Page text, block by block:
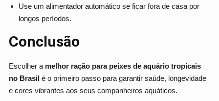
Use um alimentador automático se ficar fora de casa por
longos períodos.
Conclusão
Escolher a melhor ração para peixes de aquário tropicais
no Brasilé o primeiro passo para garantir saúde, longevidade
e cores vibrantes aos seus companheiros aquáticos.